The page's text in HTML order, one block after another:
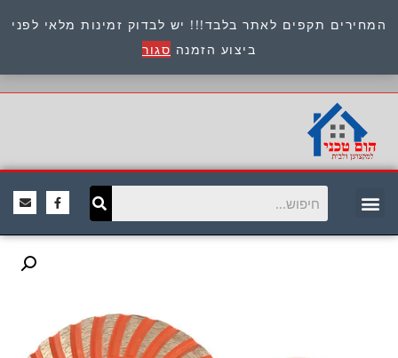
המחירים תקפים לאתר בלבד!!! יש לבדוק זמינות מלאי לפני
ביצוע הזמנה סגור
כתובת : היוזמים 9 אור יהודה שירות לקוחות 054-
8945722